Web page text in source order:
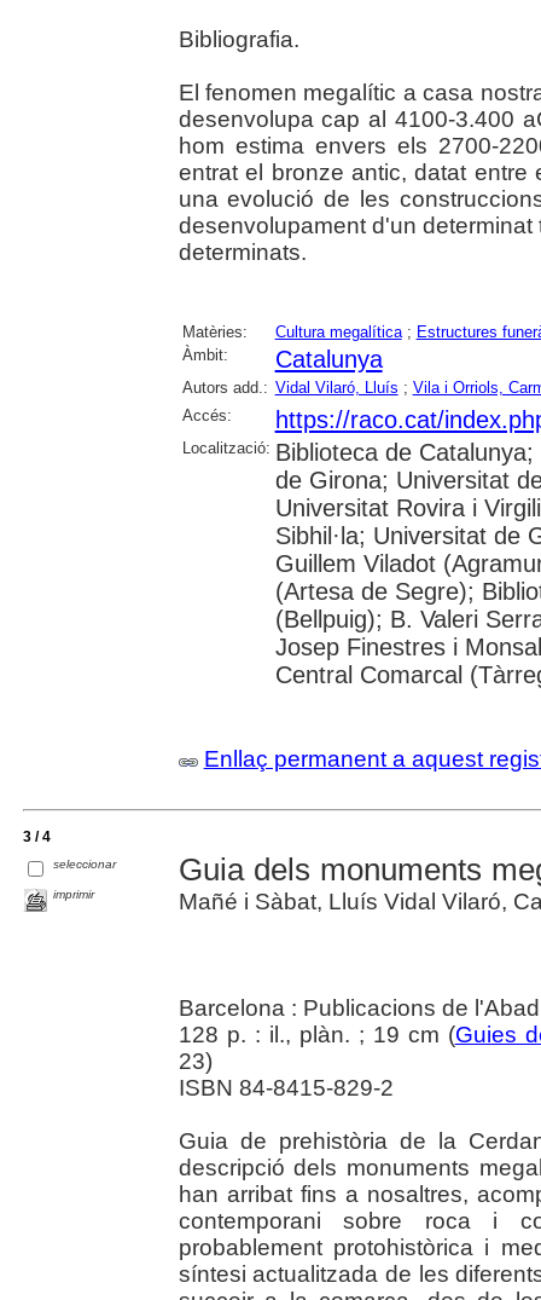
Bibliografia.
El fenomen megalític a casa
desenvolupa cap al 4100-3.400
hom estima envers els 2700-
entrat el bronze antic, datat
una evolució de les
desenvolupament d'un
determinats.
Matèries: Cultura megalítica; Estructures
Àmbit:
Catalunya
Autors add.: Vidal Vilaró, Lluís ; Vila i Orriols,
Accés:
https://raco.cat/
Localització: Biblioteca de
de Girona; Universitat
Universitat Rovira i
Sibhil·la; Universitat de
Guillem Viladot
(Artesa de Segre);
(Bellpuig); B. Valeri
Josep Finestres i
Central Comarcal
Enllaç permanent a aquest
3 / 4
seleccionar
imprimir
Guia dels monuments
Mañé i Sàbat, Lluís Vidal Vilaró,
Barcelona : Publicacions de
128 p. : il., plàn. ; 19 cm (Guies
23)
ISBN 84-8415-829-2
Guia de prehistòria de la
descripció dels monuments
han arribat fins a nosaltres,
contemporani sobre roca i
probablement protohistòrica i
síntesi actualitzada de les